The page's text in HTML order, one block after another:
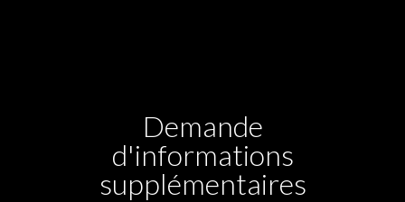
Demande
d'informations
supplémentaires